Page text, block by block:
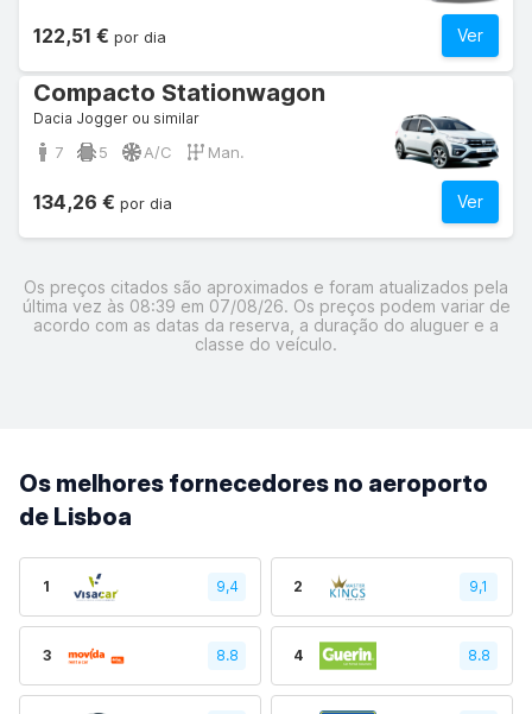
Ver
122,51 € por dia
Compacto Stationwagon
Dacia Jogger ou similar
7 5 A/C Man.
Ver
134,26 € por dia
Os preços citados são aproximados e foram atualizados pela
última vez às 08:39 em 07/08/26. Os preços podem variar de
acordo com as datas da reserva, a duração do aluguer e a
classe do veículo.
Os melhores fornecedores no aeroporto
de Lisboa
1 9,4 2 9,1
3 8.8 4 8.8